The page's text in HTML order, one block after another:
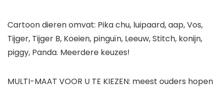
Cartoon dieren omvat: Pika chu, luipaard, aap, Vos,
Tijger, Tijger B, Koeien, pinguïn, Leeuw, Stitch, konijn,
piggy, Panda. Meerdere keuzes!
MULTI-MAAT VOOR U TE KIEZEN: meest ouders hopen